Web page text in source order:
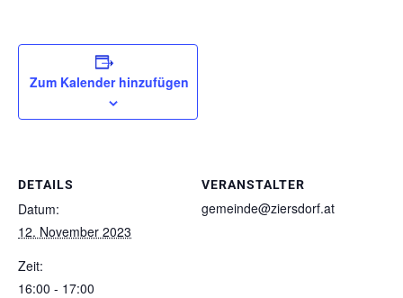
Zum Kalender hinzufügen
DETAILS
Datum:
12. November 2023
Zeit:
16:00 - 17:00
VERANSTALTER
gemeinde@ziersdorf.at